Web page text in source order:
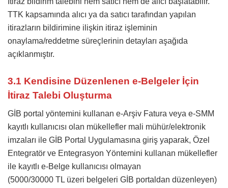
TTK kapsamında alıcı ya da satıcı tarafından yapılan
itirazların bildirimine ilişkin itiraz işleminin
onaylama/reddetme süreçlerinin detayları aşağıda
açıklanmıştır.
3.1 Kendisine Düzenlenen e-Belgeler İçin
İtiraz Talebi Oluşturma
GİB portal yöntemini kullanan e-Arşiv Fatura veya e-SMM
kayıtlı kullanıcısı olan mükellefler mali mühür/elektronik
imzaları ile GİB Portal Uygulamasına giriş yaparak, Özel
Entegratör ve Entegrasyon Yöntemini kullanan mükellefler
ile kayıtlı e-Belge kullanıcısı olmayan
(5000/30000 TL üzeri belgeleri GİB portaldan düzenleyen)